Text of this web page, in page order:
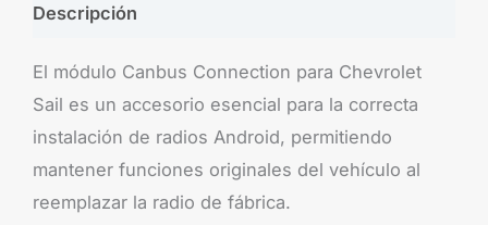
Descripción
El módulo Canbus Connection para Chevrolet
Sail es un accesorio esencial para la correcta
instalación de radios Android, permitiendo
mantener funciones originales del vehículo al
reemplazar la radio de fábrica.